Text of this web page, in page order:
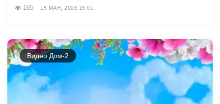
165 15 МАЯ, 2026 15:01
Видео Дом-2